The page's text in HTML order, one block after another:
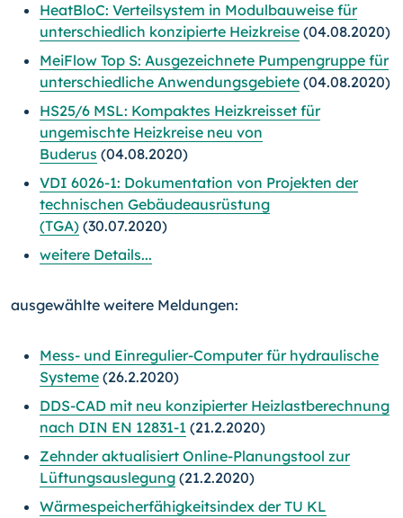
HeatBloC: Verteilsystem in Modulbauweise für
unterschiedlich konzipierte Heizkreise (04.08.2020)
MeiFlow Top S: Ausgezeichnete Pumpengruppe für
unterschiedliche Anwendungsgebiete (04.08.2020)
HS25/6 MSL: Kompaktes Heizkreisset für
ungemischte Heizkreise neu von
Buderus (04.08.2020)
VDI 6026-1: Dokumentation von Projekten der
technischen Gebäudeausrüstung
(TGA) (30.07.2020)
weitere Details...
ausgewählte weitere Meldungen:
Mess- und Einregulier-Computer für hydraulische
Systeme (26.2.2020)
DDS-CAD mit neu konzipierter Heizlastberechnung
nach DIN EN 12831-1 (21.2.2020)
Zehnder aktualisiert Online-Planungstool zur
Lüftungsauslegung (21.2.2020)
Wärmespeicherfähigkeitsindex der TU KL